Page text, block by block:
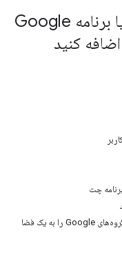
یک کاربر، Google Group یا برنامه Google
چت
به عنوان مدیر Google Workspace، کاربران یا گروه‌های Google را به یک فضا